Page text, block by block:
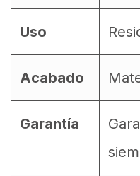
Uso
Acabado
Garantía